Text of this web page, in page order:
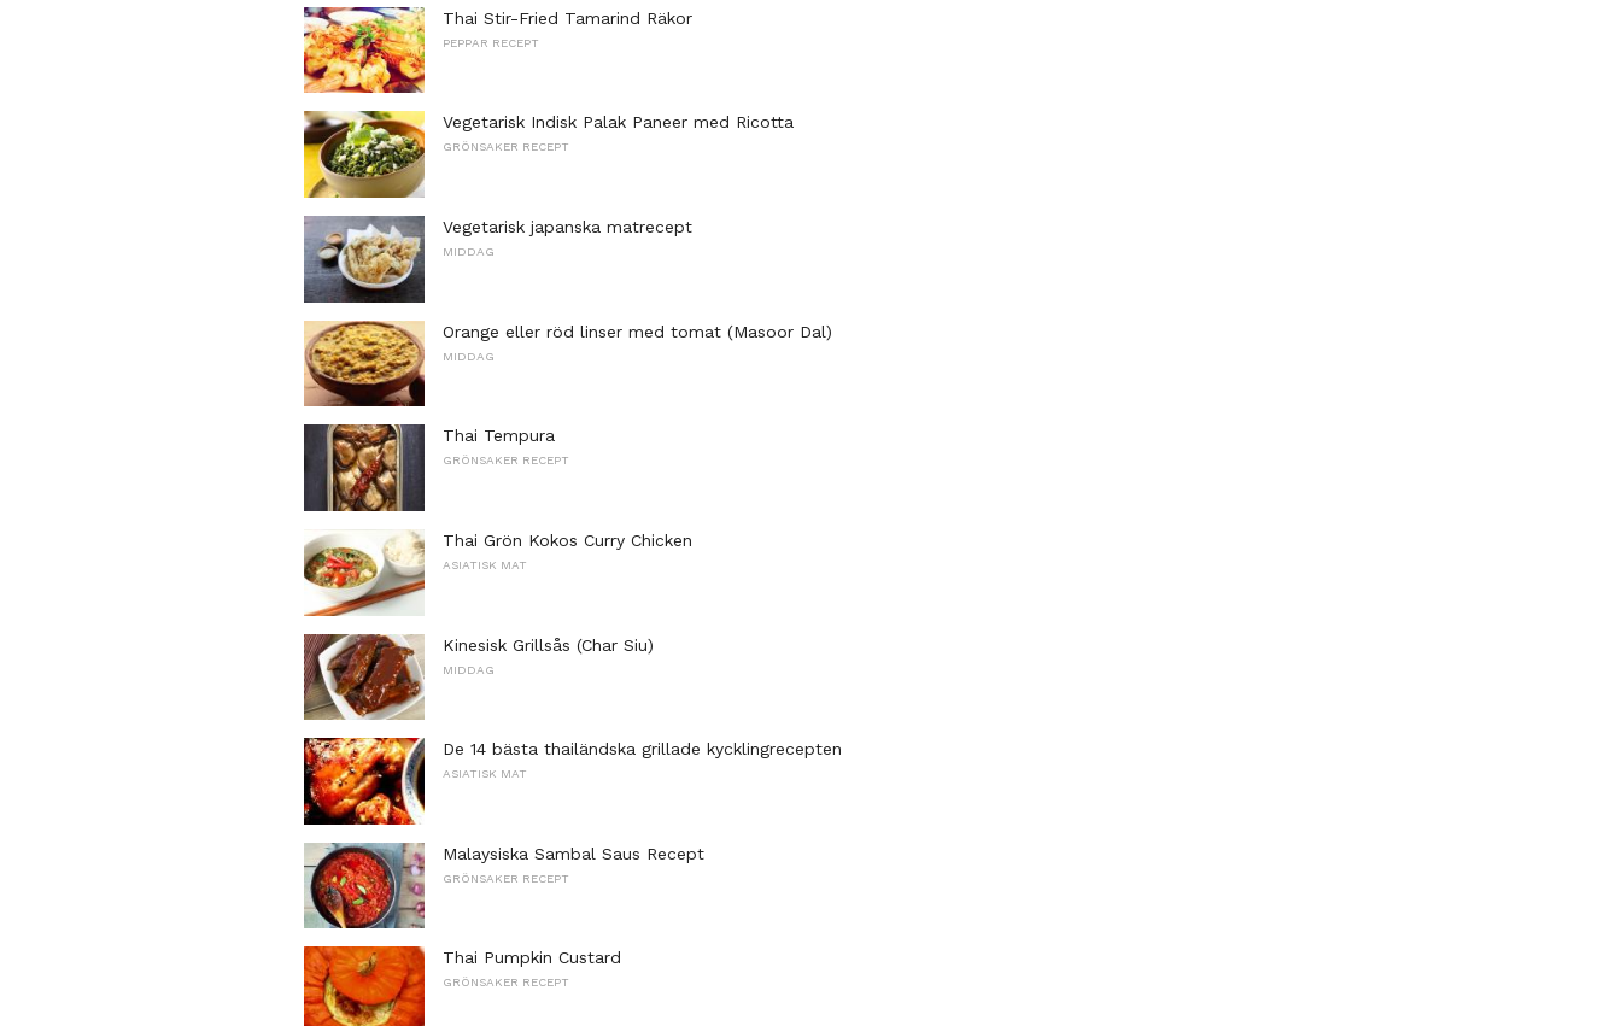
Thai Stir-Fried Tamarind Räkor
PEPPAR RECEPT
Vegetarisk Indisk Palak Paneer med Ricotta
GRÖNSAKER RECEPT
Vegetarisk japanska matrecept
MIDDAG
Orange eller röd linser med tomat (Masoor Dal)
MIDDAG
Thai Tempura
GRÖNSAKER RECEPT
Thai Grön Kokos Curry Chicken
ASIATISK MAT
Kinesisk Grillsås (Char Siu)
MIDDAG
De 14 bästa thailändska grillade kycklingrecepten
ASIATISK MAT
Malaysiska Sambal Saus Recept
GRÖNSAKER RECEPT
Thai Pumpkin Custard
GRÖNSAKER RECEPT